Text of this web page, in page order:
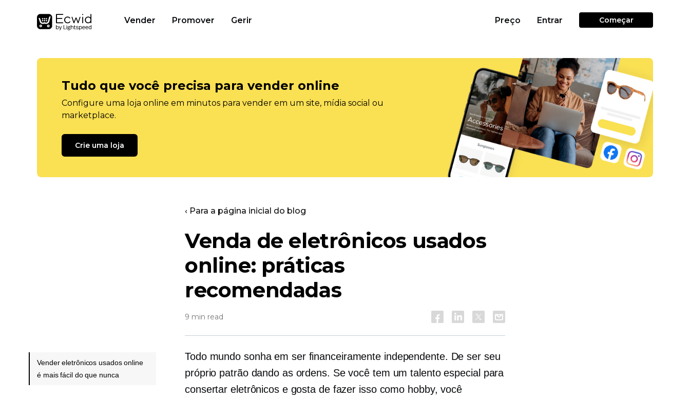
Vender Promover Gerir Preço Entrar Começar
Tudo que você precisa para vender online
Configure uma loja online em minutos para vender em um site, mídia social ou
marketplace.
Crie uma loja
‹ Para a página inicial do blog
Venda de eletrônicos usados ​​
online: práticas
recomendadas
9 min read
Todo mundo sonha em ser financeiramente independente. De ser seu
próprio patrão dando as ordens. Se você tem um talento especial para
consertar eletrônicos e gosta de fazer isso como hobby, você
Vender eletrônicos usados ​​online
é mais fácil do que nunca